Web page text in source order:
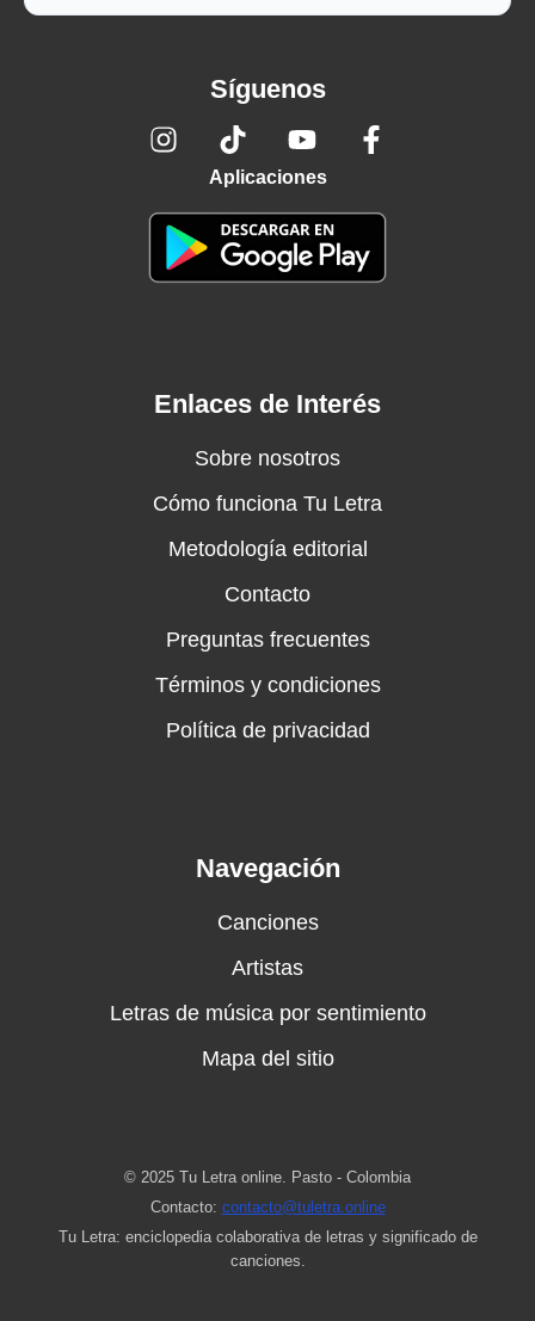
Síguenos
Aplicaciones
Enlaces de Interés
Sobre nosotros
Cómo funciona Tu Letra
Metodología editorial
Contacto
Preguntas frecuentes
Términos y condiciones
Política de privacidad
Navegación
Canciones
Artistas
Letras de música por sentimiento
Mapa del sitio
© 2025 Tu Letra online. Pasto - Colombia
Contacto: contacto@tuletra.online
Tu Letra: enciclopedia colaborativa de letras y significado de
canciones.